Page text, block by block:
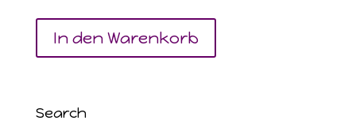
19,80 CHF17,00 CHF.
In den Warenkorb
Search